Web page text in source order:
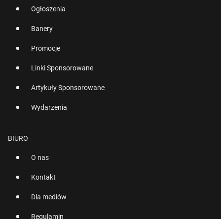
Ogłoszenia
Banery
Promocje
Linki Sponsorowane
Artykuły Sponsorowane
Wydarzenia
BIURO
O nas
Kontakt
Dla mediów
Regulamin